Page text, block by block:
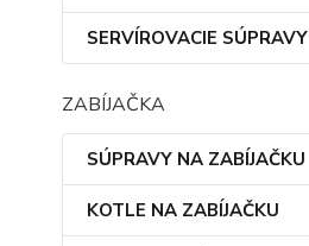
SERVÍROVACIE SÚPRAVY
ZABÍJAČKA
SÚPRAVY NA ZABÍJAČKU
KOTLE NA ZABÍJAČKU